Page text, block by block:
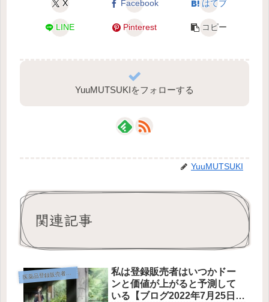
X Facebook はてブ
LINE Pinterest コピー
YuuMUTSUKIをフォローする
YuuMUTSUKI
関連記事
医薬品登録販売者のブログ
私は登録販売者はいつかドー
ンと価値が上がると予測して
いる【ブログ2022年7月25日か